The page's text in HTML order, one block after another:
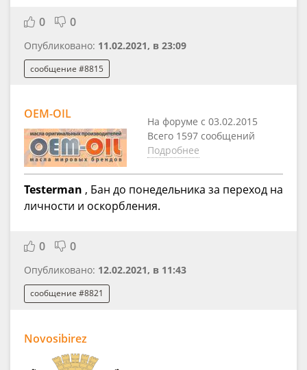
0 0
Опубликовано: 11.02.2021, в 23:09
сообщение #8815
OEM-OIL
На форуме с 03.02.2015
Всего 1597 сообщений
Подробнее
Testerman , Бан до понедельника за переход на
личности и оскорбления.
0 0
Опубликовано: 12.02.2021, в 11:43
сообщение #8821
Novosibirez